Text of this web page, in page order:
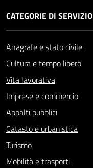
CATEGORIE DI SERVIZIO
Anagrafe e stato civile
Cultura e tempo libero
Vita lavorativa
Imprese e commercio
Appalti pubblici
Catasto e urbanistica
Turismo
Mobilità e trasporti